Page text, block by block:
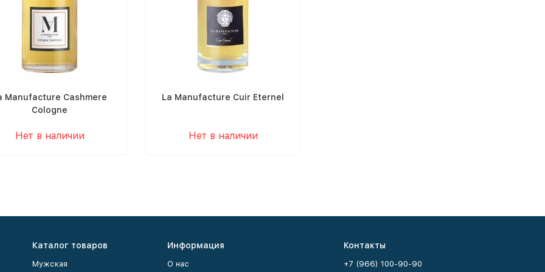
Manufacture Cashmere
Cologne
Нет в наличии
La Manufacture Cuir Eternel
Нет в наличии
Каталог товаров
Мужская
Информация
О нас
Контакты
+7 (966) 100-90-90